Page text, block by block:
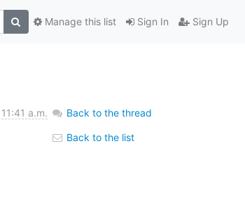
Sign In Sign Up
Manage this list
11:41 a.m. Back to the thread
Back to the list